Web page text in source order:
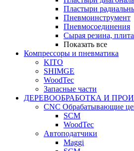
Пластыри
Пневмоинструмент
Пневмосоединения
Сырая резина,
Показать все
Компрессоры и пневматика
KITO
SHIMGE
WoodTec
Запасные части
ДЕРЕВООБРАБОТКА И
CNC Обрабатывающие
SCM
WoodTec
Автоподатчики
Maggi